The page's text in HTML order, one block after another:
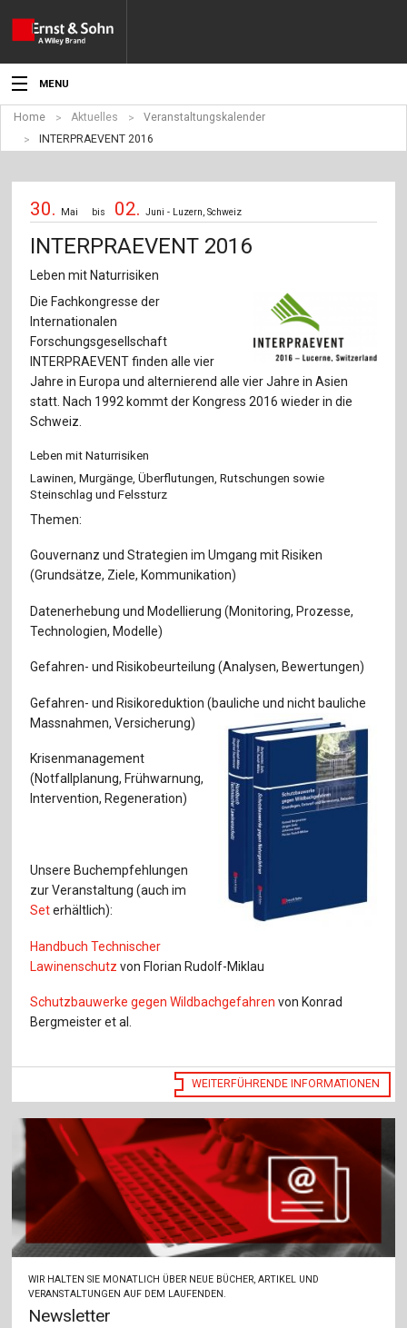
MENU
Aktuelles
Angebote
Fachgebiete
Werben
Service
Für Autor:innen
Verlag
Sprache / Language: DE
Home Aktuelles
Veranstaltungskalender
INTERPRAEVENT 2016
30. Mai bis 02.Juni - Luzern, Schweiz
INTERPRAEVENT 2016
Leben mit Naturrisiken
Die Fachkongresse der
Internationalen
Forschungsgesellschaft
INTERPRAEVENT finden alle vier
Jahre in Europa und alternierend alle vier Jahre in Asien
statt. Nach 1992 kommt der Kongress 2016 wieder in die
Schweiz.
Leben mit Naturrisiken
Lawinen, Murgänge, Überflutungen, Rutschungen sowie
Steinschlag und Felssturz
Themen:
Gouvernanz und Strategien im Umgang mit Risiken
(Grundsätze, Ziele, Kommunikation)
Datenerhebung und Modellierung (Monitoring, Prozesse,
Technologien, Modelle)
Gefahren- und Risikobeurteilung (Analysen, Bewertungen)
Gefahren- und Risikoreduktion (bauliche und nicht bauliche
Massnahmen, Versicherung)
Krisenmanagement
(Notfallplanung, Frühwarnung,
Intervention, Regeneration)
Unsere Buchempfehlungen
zur Veranstaltung (auch im
Seterhältlich):
Handbuch Technischer
Lawinenschutz von Florian Rudolf-Miklau
Schutzbauwerke gegen Wildbachgefahren von Konrad
Bergmeister et al.
WEITERFÜHRENDE INFORMATIONEN
WIR HALTEN SIE MONATLICH ÜBER NEUE BÜCHER, ARTIKEL UND
VERANSTALTUNGEN AUF DEM LAUFENDEN.
Newsletter